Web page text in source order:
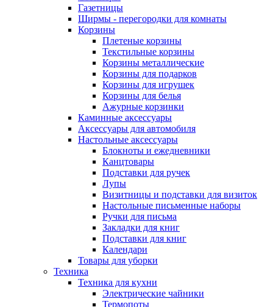
Газетницы
Ширмы - перегородки для комнаты
Корзины
Плетеные корзины
Текстильные корзины
Корзины металлические
Корзины для подарков
Корзины для игрушек
Корзины для белья
Ажурные корзинки
Каминные аксессуары
Аксессуары для автомобиля
Настольные аксессуары
Блокноты и ежедневники
Канцтовары
Подставки для ручек
Лупы
Визитницы и подставки для визиток
Настольные письменные наборы
Ручки для письма
Закладки для книг
Подставки для книг
Календари
Товары для уборки
Техника
Техника для кухни
Электрические чайники
Термопоты